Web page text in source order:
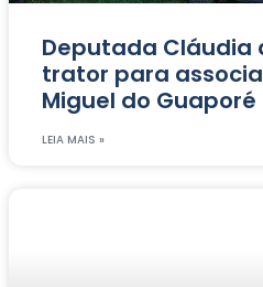
Deputada Cláudia
trator para
Miguel do Guaporé
LEIA MAIS »